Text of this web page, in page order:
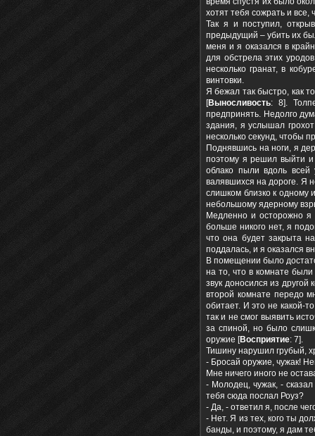
хотят тебя сожрать и
Так я и поступил,
предыдущий – убить их
меня и я оказался в
для обстрела этих
несколько гранат, в
винтовки.
Я бежал так быстро, как
[Выносливость: 8].
предпринять. Недолго
здания, я услышал
несколько секунд, чтобы
Поднявшись на ноги, я
поэтому я решил выйти и
облако пыли вдоль всей
валявшихся на дороге. Я
слишком близко к одному
небольшому ядерному
Медленно и осторожно я
больше никого нет, я
что она будет закрыта
поддалась, и я оказался
В помещении было
на то, что в комнате
звук доносился из
второй комнате передо
обитает. И это не какой-
так и не смог выявить
за спиной, но было
оружие [Восприятие: 7].
Тишину нарушил грубый,
- Бросай оружие, чужак!
Мне ничего иного не
- Молодец, чужак, -
тебя сюда послал Роуз?
- Да, - ответил я, после
- Нет. Я из тех, кого ты
банды, и поэтому, я дам